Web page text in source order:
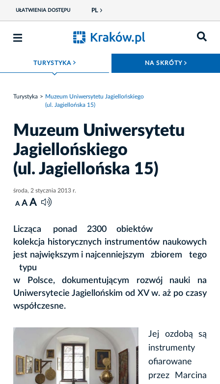
UŁATWIENIA DOSTĘPU PL
TURYSTYKA ROZWIŃ MENU NA SKRÓTY
Turystyka
Muzeum Uniwersytetu Jagiellońskiego
(ul. Jagiellońska 15)
Muzeum Uniwersytetu
Jagiellońskiego
(ul. Jagiellońska 15)
środa, 2 stycznia 2013 r.
A A A
Licząca ponad 2300 obiektów
kolekcja historycznych instrumentów naukowych
jest największym i najcenniejszym zbiorem tego
typu
w Polsce, dokumentującym rozwój nauki na
Uniwersytecie Jagiellońskim od XV w. aż po czasy
współczesne.
Jej ozdobą są
instrumenty
ofiarowane
przez Marcina